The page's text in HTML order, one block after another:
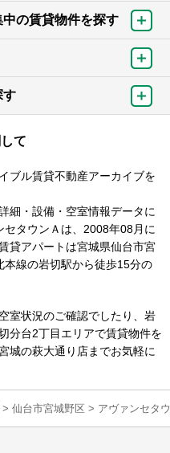
の賃貸物件を探す
す
て
ブル賃貸不動産アーカイブを
細・設備・空室情報データに
タウンＡは、2008年08月に
貸アパートは宮城県仙台市宮
線の岩切駅から徒歩15分の
室状況のご確認でしたり、岩
分台2丁目エリアで賃貸物件を
城の萩大通り店までお気軽に
> 仙台市宮城野区 > アヴァンセタ